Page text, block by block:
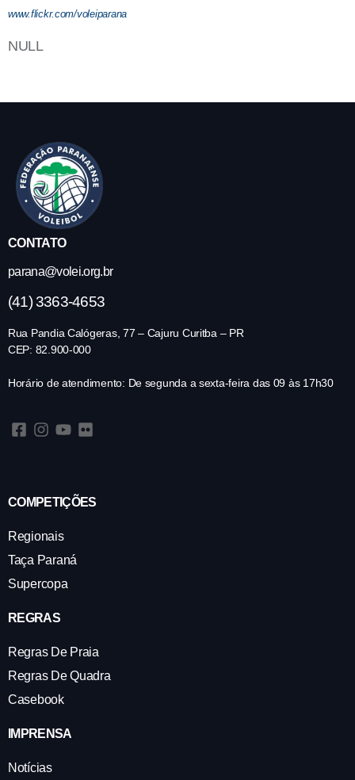
www.flickr.com/voleiparana
NULL
CONTATO
parana@volei.org.br
(41) 3363-4653
Rua Pandia Calógeras, 77 – Cajuru Curitba – PR
CEP: 82.900-000
Horário de atendimento: De segunda a sexta-feira das 09 às 17h30
COMPETIÇÕES
Regionais
Taça Paraná
Supercopa
REGRAS
Regras De Praia
Regras De Quadra
Casebook
IMPRENSA
Notícias